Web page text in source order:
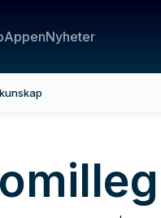
AppenNyheter